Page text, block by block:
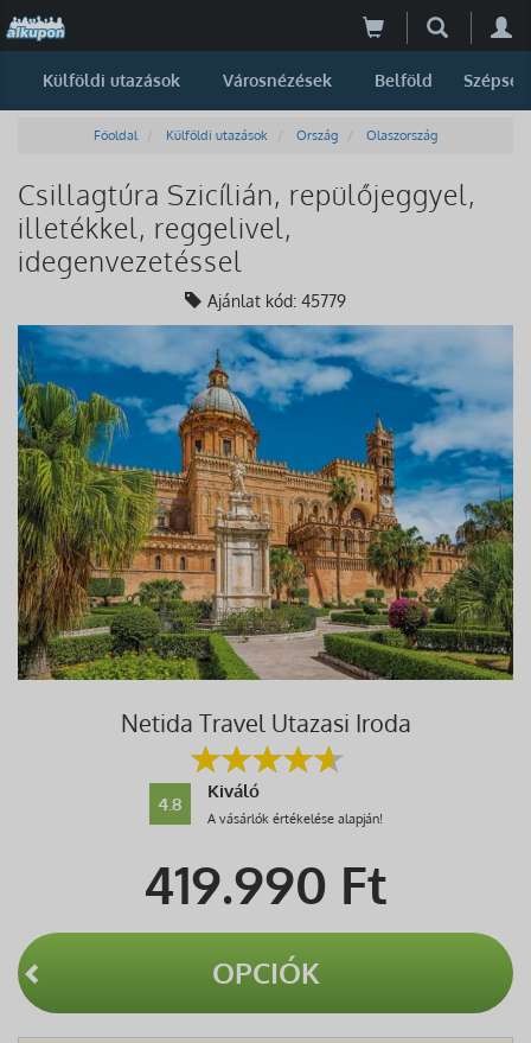
Külföldi utazások Városnézések Belföld Szépség
Főoldal Külföldi utazások Ország Olaszország
Csillagtúra Szicílián, repülőjeggyel,
illetékkel, reggelivel,
idegenvezetéssel
Ajánlat kód: 45779
Netida Travel Utazasi Iroda
4.8
Kiváló
A vásárlók értékelése alapján!
419.990 Ft
OPCIÓK